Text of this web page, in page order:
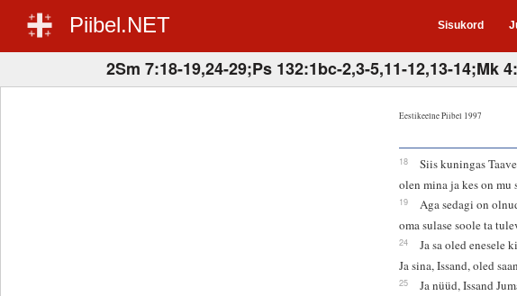
Piibel.NET Sisukord
2Sm 7:18-19,24-29;Ps 132:1bc-2,3-5,11-12,13-14;Mk
Eestikeelne Piibel 1997
18
Siis kuningas
olen mina ja kes on mu
19
Aga sedagi on
oma sulase soole ta
24
Ja sa oled enesele
Ja sina, Issand, oled
25
Ja nüüd, Issand